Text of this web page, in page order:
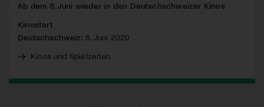
Ab dem 8. Juni wieder in den Deutschschweizer Kinos
Kinostart
Deutschschweiz: 8. Juni 2020
Kinos und Spielzeiten